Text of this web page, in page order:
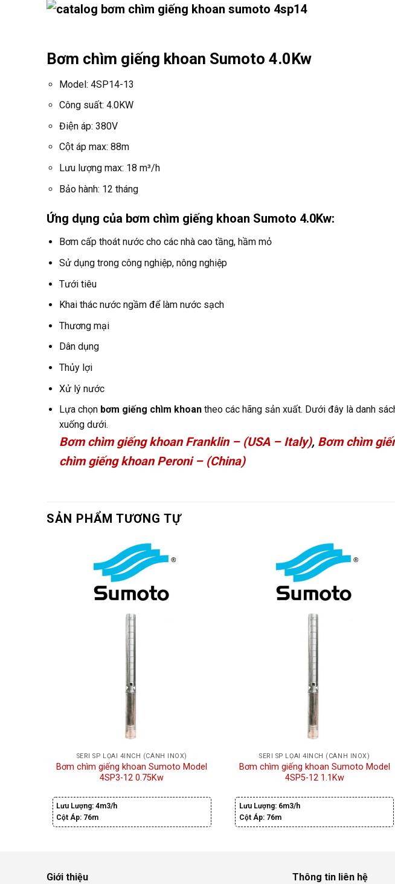
Bơm chìm giếng khoan Sumoto 4.0Kw
Model: 4SP14-13
Công suất: 4.0KW
Điện áp: 380V
Cột áp max: 88m
Lưu lượng max: 18 m³/h
Bảo hành: 12 tháng
Ứng dụng của bơm chìm giếng khoan Sumoto 4.0Kw:
Bơm cấp thoát nước cho các nhà cao tầng, hầm mỏ
Sử dụng trong công nghiệp, nông nghiệp
Tưới tiêu
Khai thác nước ngầm để làm nước sạch
Thương mại
Dân dụng
Thủy lợi
Xử lý nước
Lựa chọnbơm giếng chìm khoantheo các hãng sản xuất. Dưới đây là danh
xuống dưới.
Bơm chìm giếng khoan Franklin – (USA – Italy), Bơm chìm
chìm giếng khoan Peroni – (China)
SẢN PHẨM TƯƠNG TỰ
SERI SP LỌAI 4INCH (CÁNH INOX)
Bơm chìm giếng khoan Sumoto Model
4SP3-12 0.75Kw
Lưu Lượng:4m3/h
Cột Áp: 76m
SERI SP LỌAI 4INCH (CÁNH INOX)
Bơm chìm giếng khoan Sumoto Model
4SP5-12 1.1Kw
Lưu Lượng: 6m3/h
Cột Áp: 76m
Giới thiệu Thông tin liên hệ